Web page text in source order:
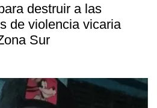
destruir a las
de violencia vicaria
Sur